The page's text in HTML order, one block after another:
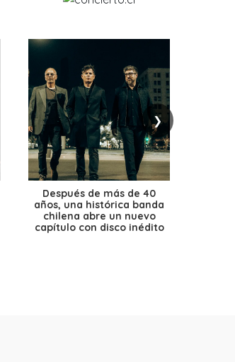
❯
Después de más de 40
años, una histórica banda
chilena abre un nuevo
capítulo con disco inédito